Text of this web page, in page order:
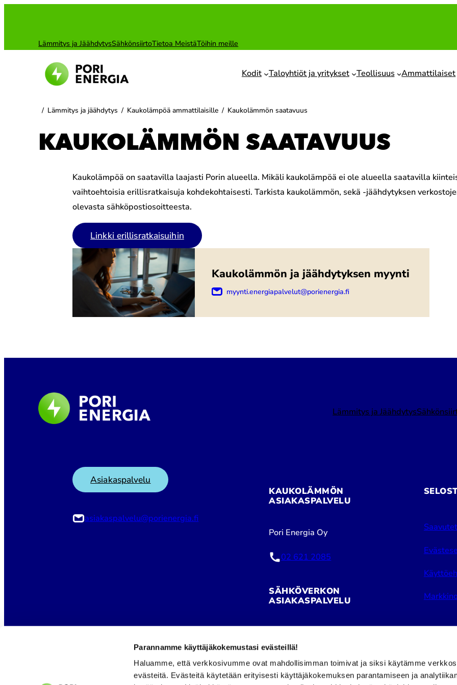
Parannamme käyttäjäkokemustasi evästeillä!
Haluamme, että verkkosivumme ovat mahdollisimman toimivat ja siksi käytämme
evästeitä. Evästeitä käytetään erityisesti käyttäjäkokemuksen parantamiseen ja
Lämmitys ja JäähdytysSähkönsiirtoTietoa MeistäTöihin meille
Kodit Taloyhtiöt ja yritykset Teollisuus Ammattilaiset
/ Lämmitys ja jäähdytys / Kaukolämpöä ammattilaisille / Kaukolämmön saatavuus
KAUKOLÄMMÖN SAATAVUUS
Kaukolämpöä on saatavilla laajasti Porin alueella. Mikäli kaukolämpöä ei ole alueella saatavilla
vaihtoehtoisia erillisratkaisuja kohdekohtaisesti. Tarkista kaukolämmön, sekä -jäähdytyksen
olevasta sähköpostiosoitteesta.
Linkki erillisratkaisuihin
Kaukolämmön ja jäähdytyksen myynti
myynti.energiapalvelut@porienergia.fi
Lämmitys ja Jäähdytys
Asiakaspalvelu
asiakaspalvelu@porienergia.fi
KAUKOLÄMMÖN
ASIAKASPALVELU
Pori Energia Oy
02 621 2085
SÄHKÖVERKON
ASIAKASPALVELU
Puhelinpalvelu avoinna: